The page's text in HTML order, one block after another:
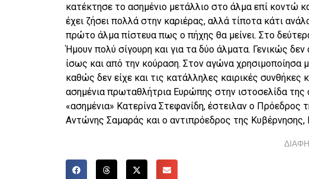
κατέκτησε το ασημένιο μετάλλιο στο άλμα επί κοντώ
έχει ζήσει πολλά στην καριέρας, αλλά τίποτα κάτι
πρώτο άλμα πίστευα πως ο πήχης θα μείνει. Στο
Ήμουν πολύ σίγουρη και για τα δύο άλματα. Γενικώς
ίσως και από την κούραση. Στον αγώνα
καθώς δεν είχε και τις κατάλληλες καιρικές
ασημένια πρωταθλήτρια Ευρώπης στην ιστοσελίδα
«ασημένια» Κατερίνα Στεφανίδη, έστειλαν ο
Αντώνης Σαμαράς και ο αντιπρόεδρος της Κυβέρνησης,